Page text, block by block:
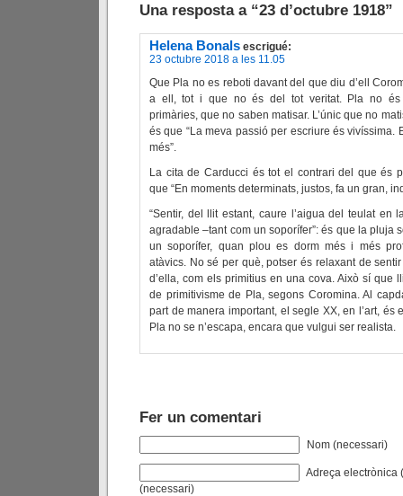
Una resposta a “23 d’octubre 1918”
Helena Bonals escrigué:
23 octubre 2018 a les 11.05
Que Pla no es reboti davant del que diu d’ell
a ell, tot i que no és del tot veritat. Pla no és
primàries, que no saben matisar. L’únic que no
és que “La meva passió per escriure és vivíssima.
més”.
La cita de Carducci és tot el contrari del que és
que “En moments determinats, justos, fa un gran,
“Sentir, del llit estant, caure l’aigua del teulat en
agradable –tant com un soporífer”: és que la pluja
un soporífer, quan plou es dorm més i més
atàvics. No sé per què, potser és relaxant de
d’ella, com els primitius en una cova. Això sí que
de primitivisme de Pla, segons Coromina. Al
part de manera important, el segle XX, en l’art, és
Pla no se n’escapa, encara que vulgui ser realista.
Fer un comentari
Nom (necessari)
Adreça electrònica
(necessari)